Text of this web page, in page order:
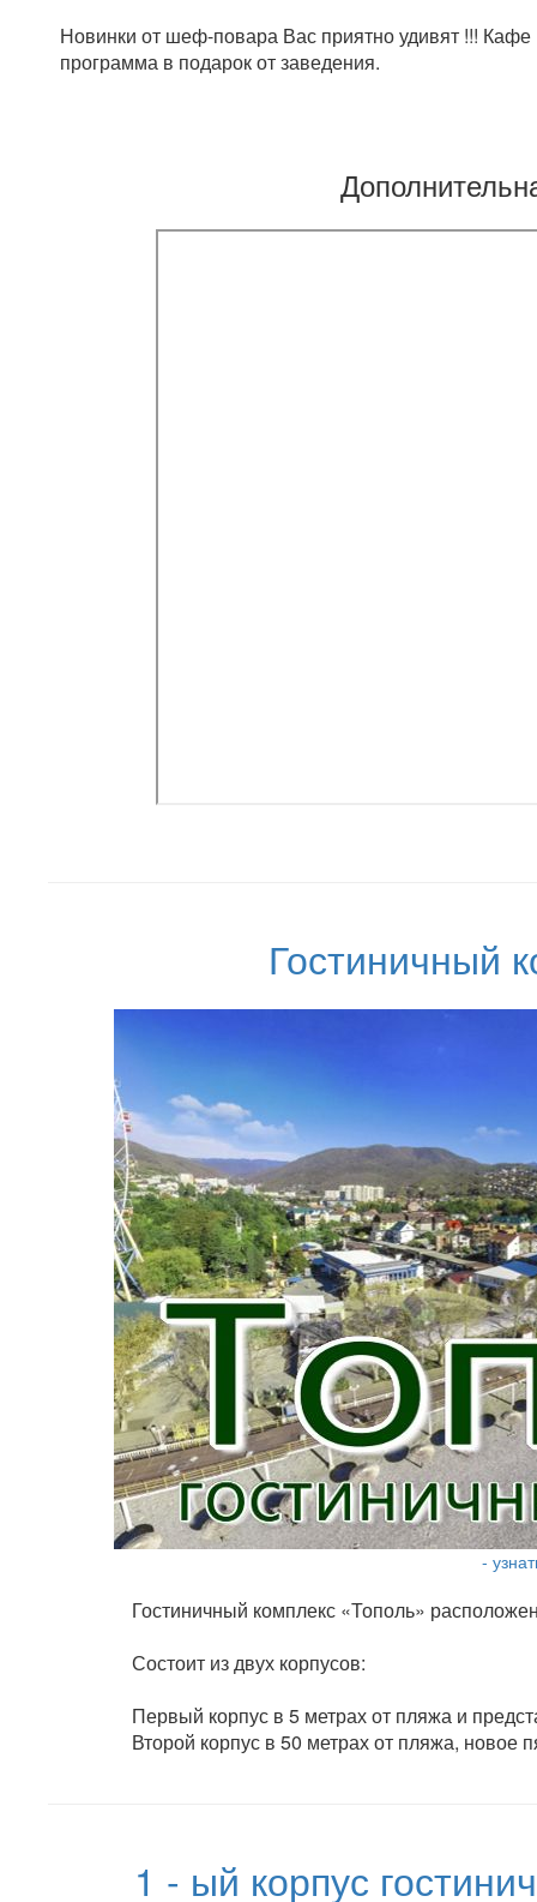
Новинки от шеф-повара Вас приятно удивят !!!
программа в подарок от заведения.
Гостиничный
-
Гостиничный комплекс «Тополь»
Состоит из двух корпусов:
Первый корпус в 5 метрах от пляжа и
Второй корпус в 50 метрах от пляжа,
1 - ый корпус